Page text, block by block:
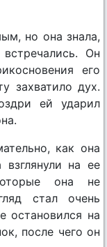
но она знала,
Он
его
захватило дух.
ей ударил
как она
взглянули на ее
она не
стал очень
остановился на
после чего он